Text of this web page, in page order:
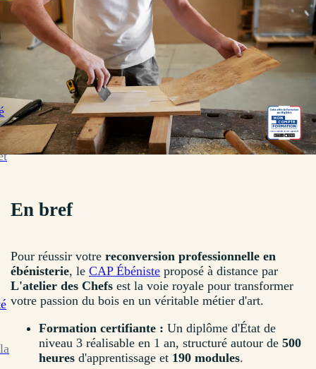
En bref
Pour réussir votre reconversion professionnelle en
ébénisterie, le CAP Ébéniste proposé à distance par
L'atelier des Chefs est la voie royale pour transformer
votre passion du bois en un véritable métier d'art.
Formation certifiante : Un diplôme d'État de
niveau 3 réalisable en 1 an, structuré autour de 500
heures d'apprentissage et 190 modules.